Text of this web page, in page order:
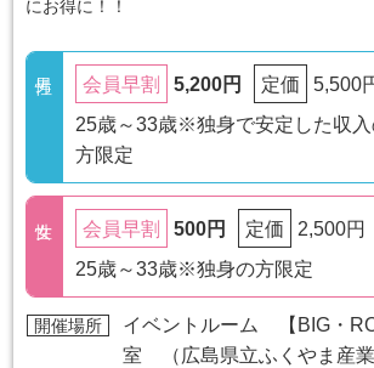
にお得に！！
会員早割 5,200円 定価
5,500
25歳～33歳※独身で安定した収
方限定
会員早割 500円 定価
2,500円
25歳～33歳※独身の方限定
開催場所 イベントルーム 【 BIG・
室 （広島県立ふくやま産業